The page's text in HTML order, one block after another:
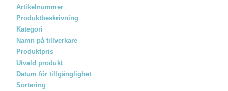
Artikelnummer
Produktbeskrivning
Kategori
Namn på tillverkare
Produktpris
Utvald produkt
Datum för tillgänglighet
Sortering